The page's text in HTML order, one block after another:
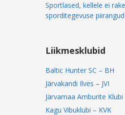
Sportlased, kellele ei
sporditegevuse piirangud
Liikmesklubid
Baltic Hunter SC – BH
Järvakandi Ilves – JVI
Järvamaa Amburite Klubi
Kagu Vibuklubi – KVK